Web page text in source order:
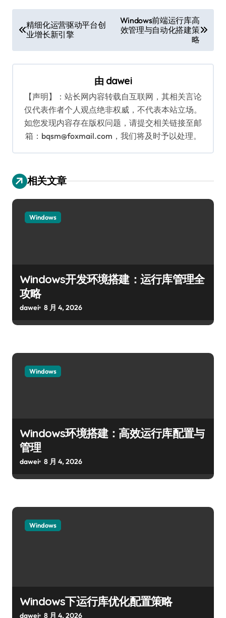
章
导
航
精细化运营驱动平台创
业增长新引擎
Windows前端运行库高
效管理与自动化搭建策
略
由 dawei
【声明】：站长网内容转载自互联网，其相关言论
仅代表作者个人观点绝非权威，不代表本站立场。
如您发现内容存在版权问题，请提交相关链接至邮
箱：bqsm@foxmail.com，我们将及时予以处理。
相关文章
Windows
Windows开发环境搭建：运行库管理全
攻略
dawei 8 月 4, 2026
Windows
Windows环境搭建：高效运行库配置与
管理
dawei 8 月 4, 2026
Windows
Windows下运行库优化配置策略
dawei 8 月 4, 2026